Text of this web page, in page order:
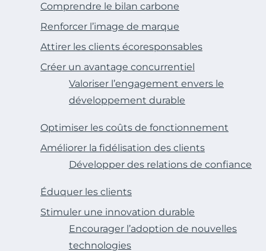
Comprendre le bilan carbone
Renforcer l’image de marque
Attirer les clients écoresponsables
Créer un avantage concurrentiel
Valoriser l’engagement envers le
développement durable
Optimiser les coûts de fonctionnement
Améliorer la fidélisation des clients
Développer des relations de confiance
Éduquer les clients
Stimuler une innovation durable
Encourager l’adoption de nouvelles
technologies